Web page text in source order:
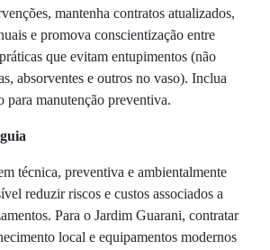
mantenha contratos atualizados,
e promova conscientização entre
que evitam entupimentos (não
absorventes e outros no vaso). Inclua
para manutenção preventiva.
técnica, preventiva e ambientalmente
reduzir riscos e custos associados a
Para o Jardim Guarani, contratar
local e equipamentos modernos